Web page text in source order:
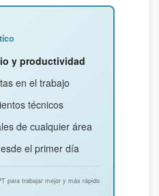
y productividad
en el trabajo
técnicos
de cualquier área
el primer día
para trabajar mejor y más rápido